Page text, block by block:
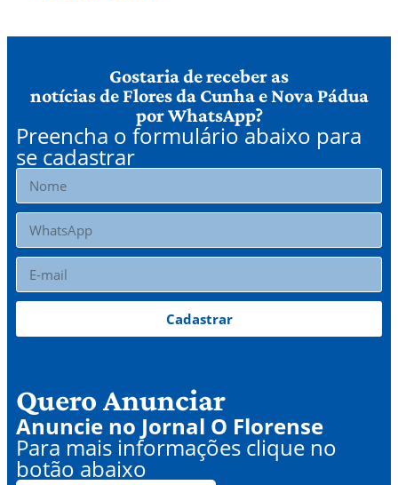
Gostaria de receber as
notícias de Flores da Cunha e Nova Pádua
por WhatsApp?
Preencha o formulário abaixo para
se cadastrar
Cadastrar
Quero Anunciar
Anuncie no Jornal O Florense
Para mais informações clique no
botão abaixo